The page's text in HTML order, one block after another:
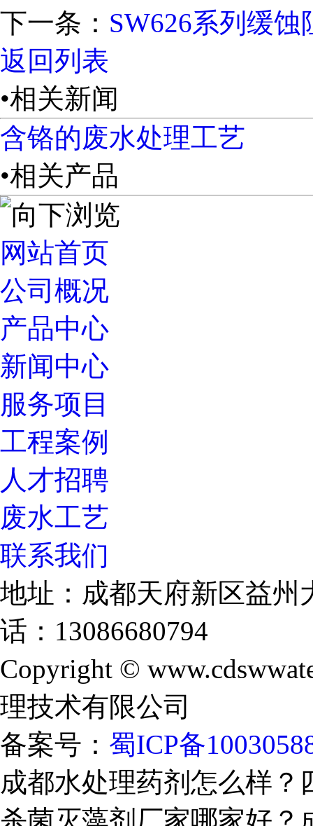
下一条： SW626系列缓
返回列表
•相关新闻
含铬的废水处理工艺
•相关产品
网站首页
公司概况
产品中心
新闻中心
服务项目
工程案例
人才招聘
废水工艺
联系我们
地址：成都天府新区益
话：13086680794
Copyright ©
理技术有限公司
备案号： 蜀ICP备
成都水处理药剂怎么样